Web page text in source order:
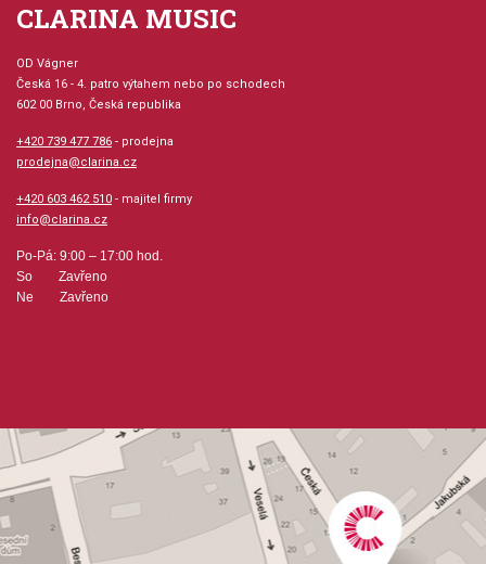
Aranžéři: Taylor, Mark, Roberts, Jim
Hudební styl: lidová hudba + spirituály + folk +
country, jazz + blues + ragtime + swing
Velikost (rozměr): 23 x 30 cm
Počet skladeb: 10
Počet stran: 83
Odběr minimálně 1 kus
Výrobce: Music Sales America
CLARINA MUSIC
OD Vágner
Česká 16 - 4. patro výtahem nebo po schodech
602 00 Brno, Česká republika
+420 739 477 786 - prodejna
prodejna@clarina.cz
+420 603 462 510 - majitel firmy
info@clarina.cz
Po-Pá: 9:00 – 17:00 hod.
So Zavřeno
Ne Zavřeno